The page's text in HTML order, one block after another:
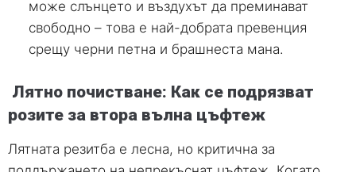
може слънцето и въздухът да преминават
свободно – това е най-добрата превенция
срещу черни петна и брашнеста мана.
Лятно почистване: Как се подрязват
розите за втора вълна цъфтеж
Лятната резитба е лесна, но критична за